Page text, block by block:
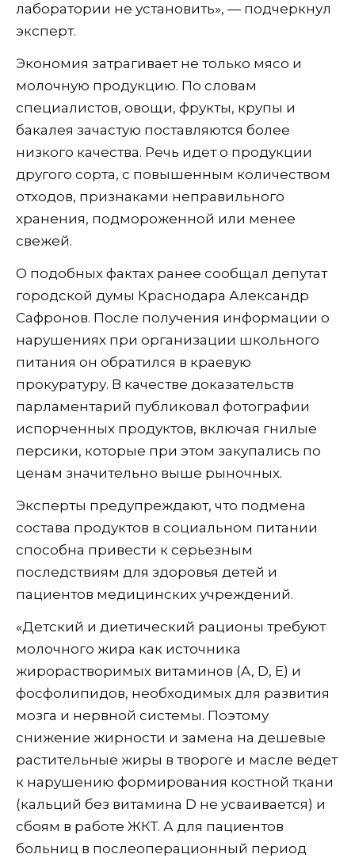
лаборатории не установить», — подчеркнул
эксперт.
Экономия затрагивает не только мясо и
молочную продукцию. По словам
специалистов, овощи, фрукты, крупы и
бакалея зачастую поставляются более
низкого качества. Речь идет о продукции
другого сорта, с повышенным количеством
отходов, признаками неправильного
хранения, подмороженной или менее
свежей.
О подобных фактах ранее сообщал депутат
городской думы Краснодара Александр
Сафронов. После получения информации о
нарушениях при организации школьного
питания он обратился в краевую
прокуратуру. В качестве доказательств
парламентарий публиковал фотографии
испорченных продуктов, включая гнилые
персики, которые при этом закупались по
ценам значительно выше рыночных.
Эксперты предупреждают, что подмена
состава продуктов в социальном питании
способна привести к серьезным
последствиям для здоровья детей и
пациентов медицинских учреждений.
«Детский и диетический рационы требуют
молочного жира как источника
жирорастворимых витаминов (A, D, E) и
фосфолипидов, необходимых для развития
мозга и нервной системы. Поэтому
снижение жирности и замена на дешевые
растительные жиры в твороге и масле ведет
к нарушению формирования костной ткани
(кальций без витамина D не усваивается) и
сбоям в работе ЖКТ. А для пациентов
больниц в послеоперационный период